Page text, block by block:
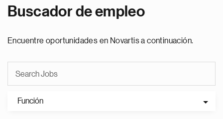
Buscador de empleo
Encuentre oportunidades en Novartis a continuación.
Función